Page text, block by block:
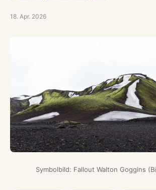
18. Apr. 2026
Symbolbild: Fallout Walton Goggins